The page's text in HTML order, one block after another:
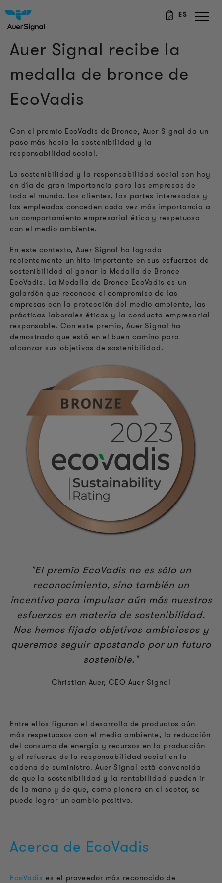
ES
Auer Signal recibe la
medalla de bronce de
EcoVadis
Con el premio EcoVadis de Bronce, Auer Signal da un
paso más hacia la sostenibilidad y la
responsabilidad social.
La sostenibilidad y la responsabilidad social son hoy
en día de gran importancia para las empresas de
todo el mundo. Los clientes, las partes interesadas y
los empleados conceden cada vez más importancia a
un comportamiento empresarial ético y respetuoso
con el medio ambiente.
En este contexto, Auer Signal ha logrado
recientemente un hito importante en sus esfuerzos de
sostenibilidad al ganar la Medalla de Bronce
EcoVadis. La Medalla de Bronce EcoVadis es un
galardón que reconoce el compromiso de las
empresas con la protección del medio ambiente, las
prácticas laborales éticas y la conducta empresarial
responsable. Con este premio, Auer Signal ha
demostrado que está en el buen camino para
alcanzar sus objetivos de sostenibilidad.
"El premio EcoVadis no es sólo un
reconocimiento, sino también un
incentivo para impulsar aún más nuestros
esfuerzos en materia de sostenibilidad.
Nos hemos fijado objetivos ambiciosos y
queremos seguir apostando por un futuro
sostenible."
Christian Auer, CEO Auer Signal
Entre ellos figuran el desarrollo de productos aún
más respetuosos con el medio ambiente, la reducción
del consumo de energía y recursos en la producción
y el refuerzo de la responsabilidad social en la
cadena de suministro. Auer Signal está convencida
de que la sostenibilidad y la rentabilidad pueden ir
de la mano y de que, como pionera en el sector, se
puede lograr un cambio positivo.
Acerca de EcoVadis
EcoVadis es el proveedor más reconocido de